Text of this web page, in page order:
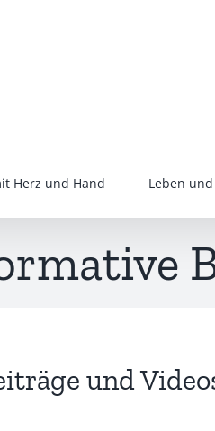
Herz und Hand Leben
und